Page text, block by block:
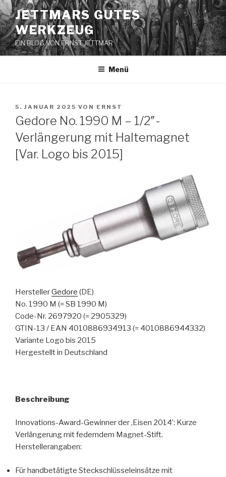
Zum
Inhalt
springen
JETTMARS GUTES
WERKZEUG
EIN BLOG VON ERNST JETTMAR
Menü
VERÖFFENTLICHT
AM
5. JANUAR 2025 VON ERNST
Gedore No. 1990 M – 1/2″-
Verlängerung mit Haltemagnet
[Var. Logo bis 2015]
HerstellerGedore (DE)
No. 1990 M (= SB 1990 M)
Code-Nr. 2697920 (= 2905329)
GTIN-13 / EAN 4010886934913 (= 4010886944332)
Variante Logo bis 2015
Hergestellt in Deutschland
Beschreibung
Innovations-Award-Gewinner der ‚Eisen 2014’: Kurze
Verlängerung mit federndem Magnet-Stift.
Herstellerangaben:
Für handbetätigte Steckschlüsseleinsätze mit